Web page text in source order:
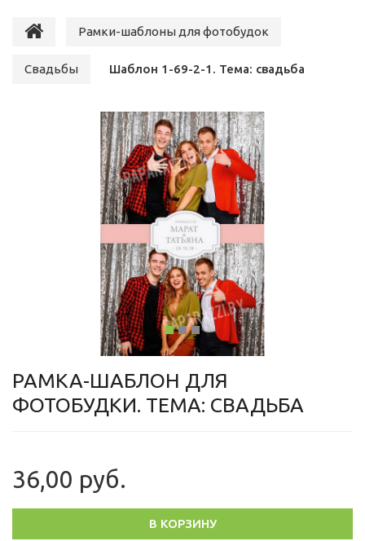
Рамки-шаблоны для фотобудок
Свадьбы Шаблон 1-69-2-1. Тема: свадьба
РАМКА-ШАБЛОН ДЛЯ
ФОТОБУДКИ. ТЕМА: СВАДЬБА
36,00 руб.
В КОРЗИНУ